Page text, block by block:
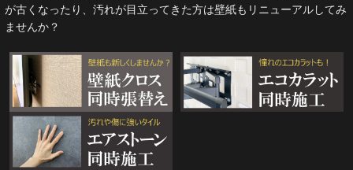
が古くなったり、汚れが目立ってきた方は壁紙もリニューアルしてみ
ませんか？